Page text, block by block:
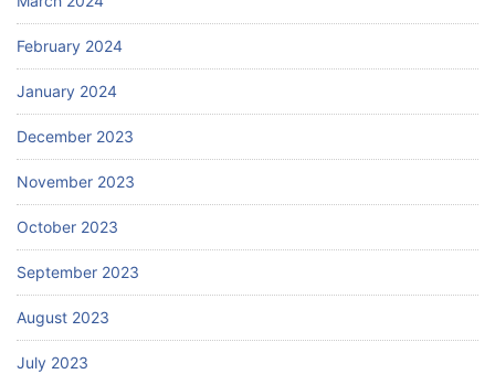
February 2024
January 2024
December 2023
November 2023
October 2023
September 2023
August 2023
July 2023